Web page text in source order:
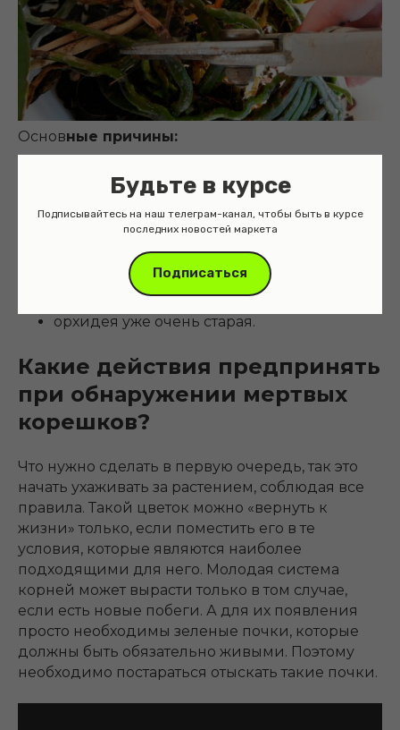
Будьте в курсе
Подписывайтесь на наш телеграм-канал, чтобы быть в курсе
последних новостей маркета
Подписаться
Основные причины:
не соблюдение правил по уходу за
данным растением, а именно:
недостаточное либо чрезмерное
освещение, переувлажнение субстрата,
пересушка земляного кома в жару;
цветок заражен бактериальной либо
грибковой инфекцией;
орхидея уже очень старая.
Какие действия предпринять
при обнаружении мертвых
корешков?
Что нужно сделать в первую очередь, так это
начать ухаживать за растением, соблюдая все
правила. Такой цветок можно «вернуть к
жизни» только, если поместить его в те
условия, которые являются наиболее
подходящими для него. Молодая система
корней может вырасти только в том случае,
если есть новые побеги. А для их появления
просто необходимы зеленые почки, которые
должны быть обязательно живыми. Поэтому
необходимо постараться отыскать такие почки.